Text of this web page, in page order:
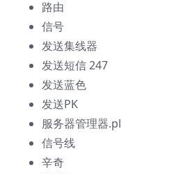
路由
信号
发送集线器
发送短信 247
发送蓝色
发送PK
服务器管理器.pl
信号线
辛奇